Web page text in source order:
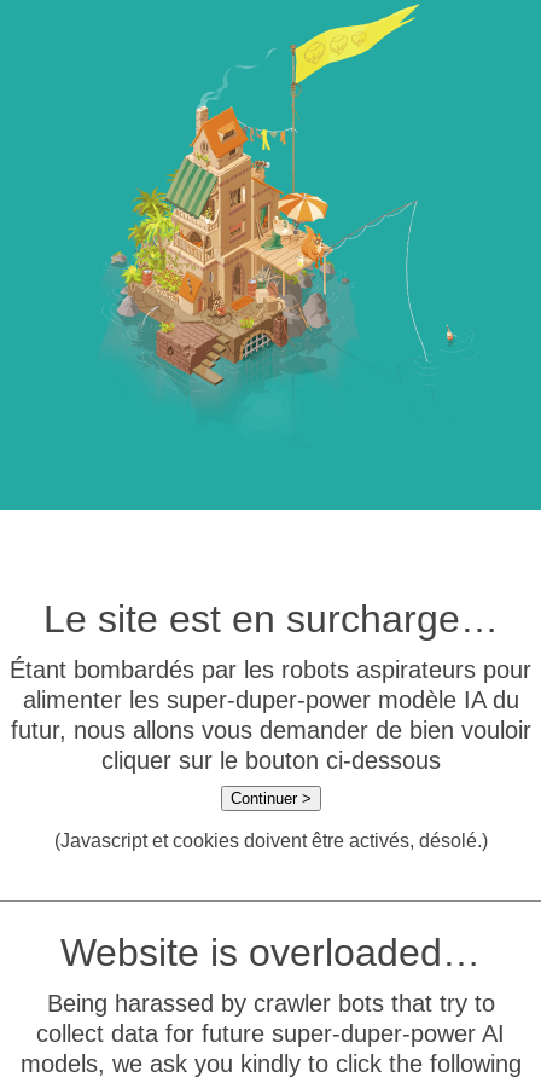
Le site est en surcharge…
Étant bombardés par les robots aspirateurs pour
alimenter les super-duper-power modèle IA du
futur, nous allons vous demander de bien vouloir
cliquer sur le bouton ci-dessous
Continuer >
(Javascript et cookies doivent être activés, désolé.)
Website is overloaded…
Being harassed by crawler bots that try to
collect data for future super-duper-power AI
models, we ask you kindly to click the following